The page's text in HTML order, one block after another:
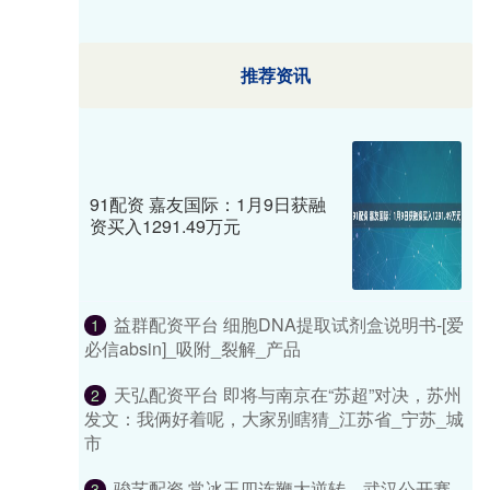
推荐资讯
91配资 嘉友国际：1月9日获融
资买入1291.49万元
1
益群配资平台 细胞DNA提取试剂盒说明书-[爱
必信absin]_吸附_裂解_产品
2
天弘配资平台 即将与南京在“苏超”对决，苏州
发文：我俩好着呢，大家别瞎猜_江苏省_宁苏_城
市